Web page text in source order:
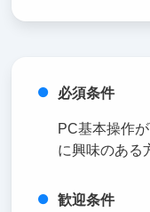
必須条件
PC基本操作
に興味のある
歓迎条件